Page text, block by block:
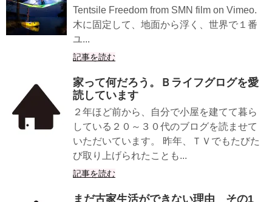
Tentsile Freedom from SMN film on Vimeo.
木に固定して、地面から浮く、世界で１番
ユ...
記事を読む
家って何だろう。Ｂライフグログを愛
読しています
２年ほど前から、自分で小屋を建てて暮ら
している２０～３０代のブログを読ませて
いただいています。 昨年、ＴＶでもたびた
び取り上げられたことも...
記事を読む
まだ古家生活ができない理由 その1